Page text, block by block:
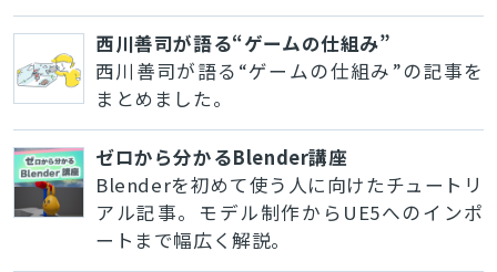
西川善司が語る“ゲームの仕組み”
西川善司が語る“ゲームの仕組み”の記事を
まとめました。
ゼロから分かるBlender講座
Blenderを初めて使う人に向けたチュートリ
アル記事。モデル制作からUE5へのインポ
ートまで幅広く解説。